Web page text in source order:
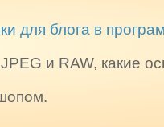
для блога в
и RAW, какие